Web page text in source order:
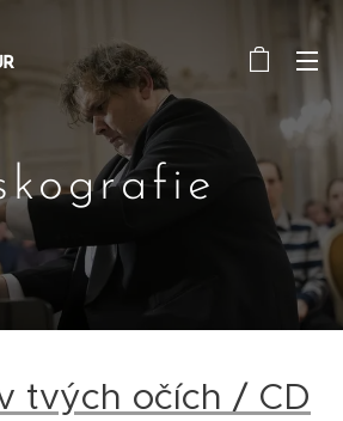
tvých očích / CD